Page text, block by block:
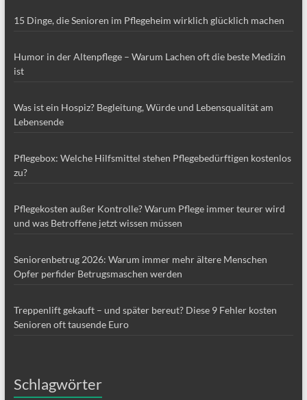
15 Dinge, die Senioren im Pflegeheim wirklich glücklich machen
Humor in der Altenpflege – Warum Lachen oft die beste Medizin
ist
Was ist ein Hospiz? Begleitung, Würde und Lebensqualität am
Lebensende
Pflegebox: Welche Hilfsmittel stehen Pflegebedürftigen kostenlos
zu?
Pflegekosten außer Kontrolle? Warum Pflege immer teurer wird
und was Betroffene jetzt wissen müssen
Seniorenbetrug 2026: Warum immer mehr ältere Menschen
Opfer perfider Betrugsmaschen werden
Treppenlift gekauft – und später bereut? Diese 9 Fehler kosten
Senioren oft tausende Euro
Schlagwörter